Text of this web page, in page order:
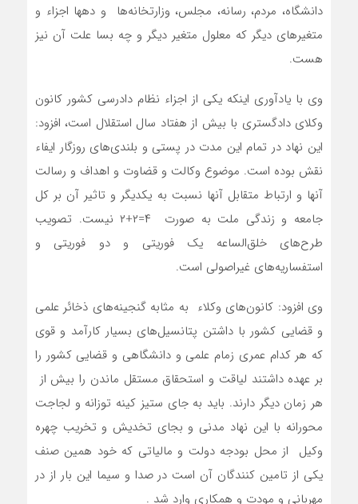
دانشگاه، مردم، رسانه، مجلس، وزارتخانه‌ها و دهها اجزاء و
متغیرهای دیگر که معلول متغیر دیگر و چه بسا علت آن نیز
هست.
وی با یادآوری اینکه یکی از اجزاء نظام دادرسی کشور کانون
وکلای دادگستری با بیش از هفتاد سال استقلال است، افزود:
این نهاد در تمام این مدت در پستی و بلندی‌های روزگار ایفاء
نقش بوده است. موضوع وکالت و قضاوت و اهداف و رسالت
آنها و ارتباط متقابل آنها نسبت به یکدیگر و تاثیر آن بر کل
جامعه و زندگی ملت به صورت ۴=۲+۲ نیست. تصویب
طرح‌های خلق‌الساعه یک فوریتی و دو فوریتی و
استفساریه‌های غیراصولی است.
وی افزود: کانون‌های وکلاء به مثابه گنجینه‌های ذخائر علمی
و قضایی کشور با داشتن پتانسیل‌های بسیار کارآمد و قوی
که هر کدام عمری زمام علمی و دانشگاهی و قضایی کشور را
بر عهده داشتند لیاقت و استحقاق مستقل ماندن را بیش از
هر زمان دیگر دارند. باید به جای ستیز کینه توزانه و لجاجت
محورانه با این نهاد مدنی و بجای تخدیش و تخریب چهره
وکیل از محل بودجه دولت و مالیاتی که خود همین صنف
یکی از تامین کنندگان آن است در صدا و سیما این بار از در
مهربانی و مودت و همکاری وارد شد .